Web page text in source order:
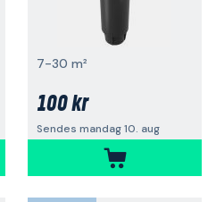
7-30 m²
100 kr
Sendes mandag 10. aug